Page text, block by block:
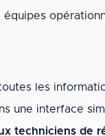
équipes
les
une interface
techniciens de